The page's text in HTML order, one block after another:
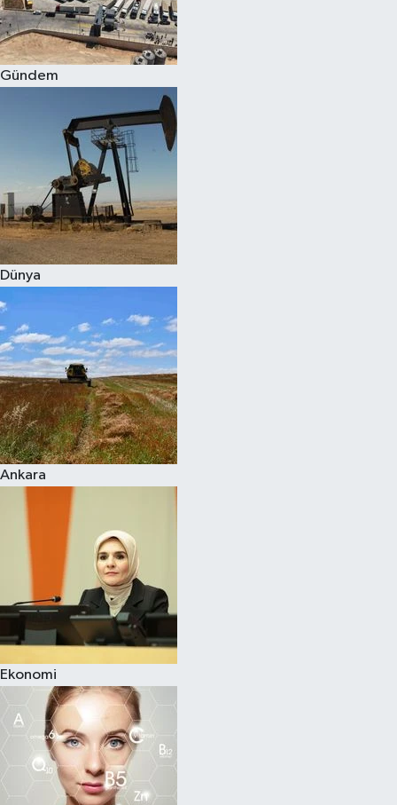
Gündem
Dünya
Ankara
Ekonomi
Spor
Burç Yorumları
Çocuk
Eğitim
Hava Durumu
Kadın
Kültür Sanat
Sağlık
Siyaset
Teknoloji
Televizyon
Yaşam-Çevre